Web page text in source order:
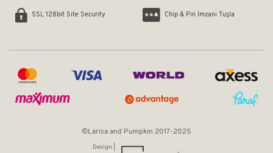
SSL 128bit Site Security Chip & Pin İmzanı Tuşla
©Larisa and Pumpkin 2017-2025
Design |